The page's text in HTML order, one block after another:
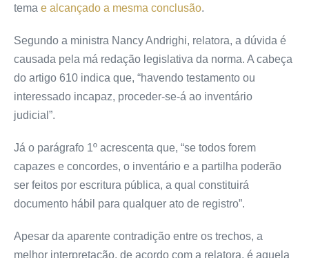
tema e alcançado a mesma conclusão.
Segundo a ministra Nancy Andrighi, relatora, a dúvida é
causada pela má redação legislativa da norma. A cabeça
do artigo 610 indica que, “havendo testamento ou
interessado incapaz, proceder-se-á ao inventário
judicial”.
Já o parágrafo 1º acrescenta que, “se todos forem
capazes e concordes, o inventário e a partilha poderão
ser feitos por escritura pública, a qual constituirá
documento hábil para qualquer ato de registro”.
Apesar da aparente contradição entre os trechos, a
melhor interpretação, de acordo com a relatora, é aquela